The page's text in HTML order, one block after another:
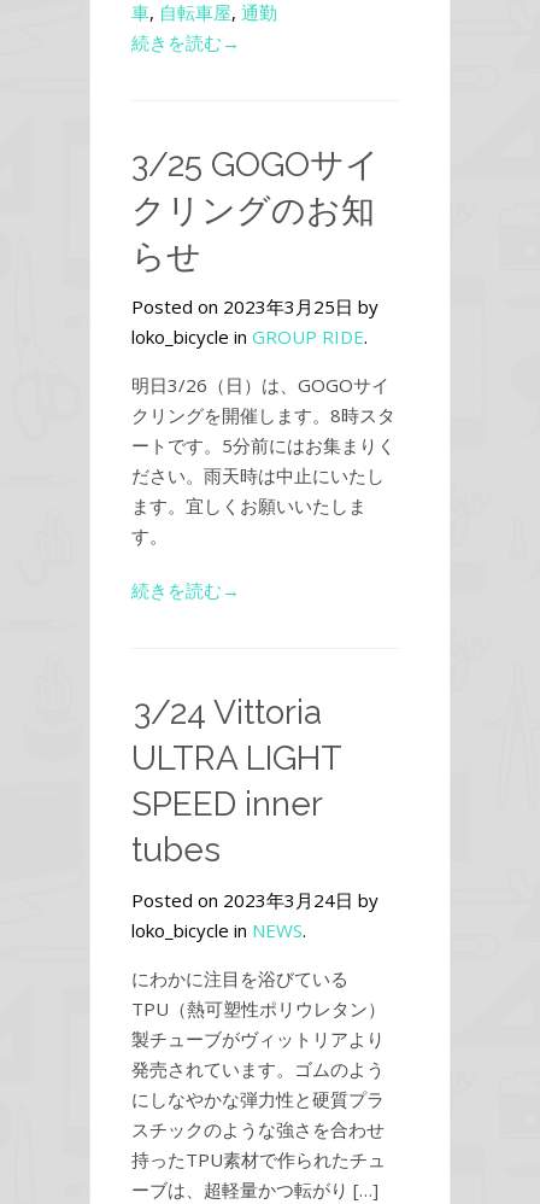
車, 自転車屋, 通勤
続きを読む→
3/25 GOGOサイ
クリングのお知
らせ
Posted on 2023年3月25日 by
loko_bicycle in GROUP RIDE.
明日3/26（日）は、GOGOサイ
クリングを開催します。8時スタ
ートです。5分前にはお集まりく
ださい。雨天時は中止にいたし
ます。宜しくお願いいたしま
す。
続きを読む→
3/24 Vittoria
ULTRA LIGHT
SPEED inner
tubes
Posted on 2023年3月24日 by
loko_bicycle in NEWS.
にわかに注目を浴びている
TPU（熱可塑性ポリウレタン）
製チューブがヴィットリアより
発売されています。ゴムのよう
にしなやかな弾力性と硬質プラ
スチックのような強さを合わせ
持ったTPU素材で作られたチュ
ーブは、超軽量かつ転がり […]